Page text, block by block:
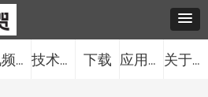
视频中心 技术服务 下载 应用案例 关于我们